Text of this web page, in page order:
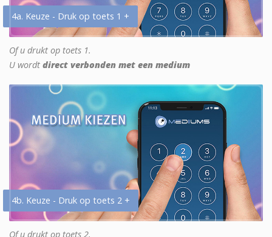
4a. Keuze - Druk op toets 1 +
Of u drukt op toets 1.
U wordt direct verbonden met een medium
4b. Keuze - Druk op toets 2 +
Of u drukt op toets 2.